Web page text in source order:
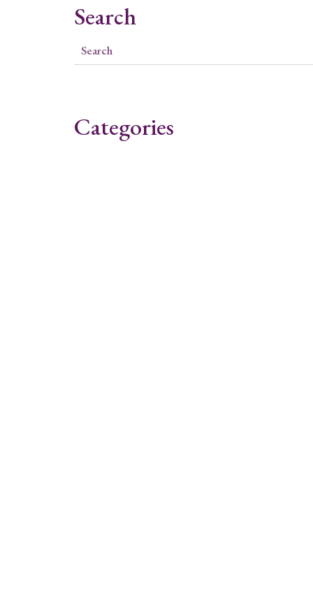
Search
Categories